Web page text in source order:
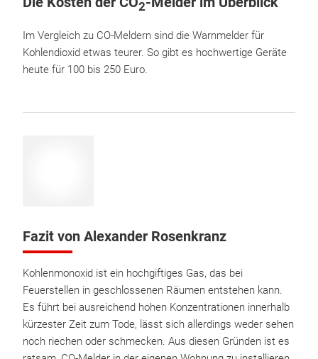
2
Im Vergleich zu CO-Meldern sind die Warnmelder für
Kohlendioxid etwas teurer. So gibt es hochwertige Geräte
heute für 100 bis 250 Euro.
Fazit von Alexander Rosenkranz
Kohlenmonoxid ist ein hochgiftiges Gas, das bei
Feuerstellen in geschlossenen Räumen entstehen kann.
Es führt bei ausreichend hohen Konzentrationen innerhalb
kürzester Zeit zum Tode, lässt sich allerdings weder sehen
noch riechen oder schmecken. Aus diesen Gründen ist es